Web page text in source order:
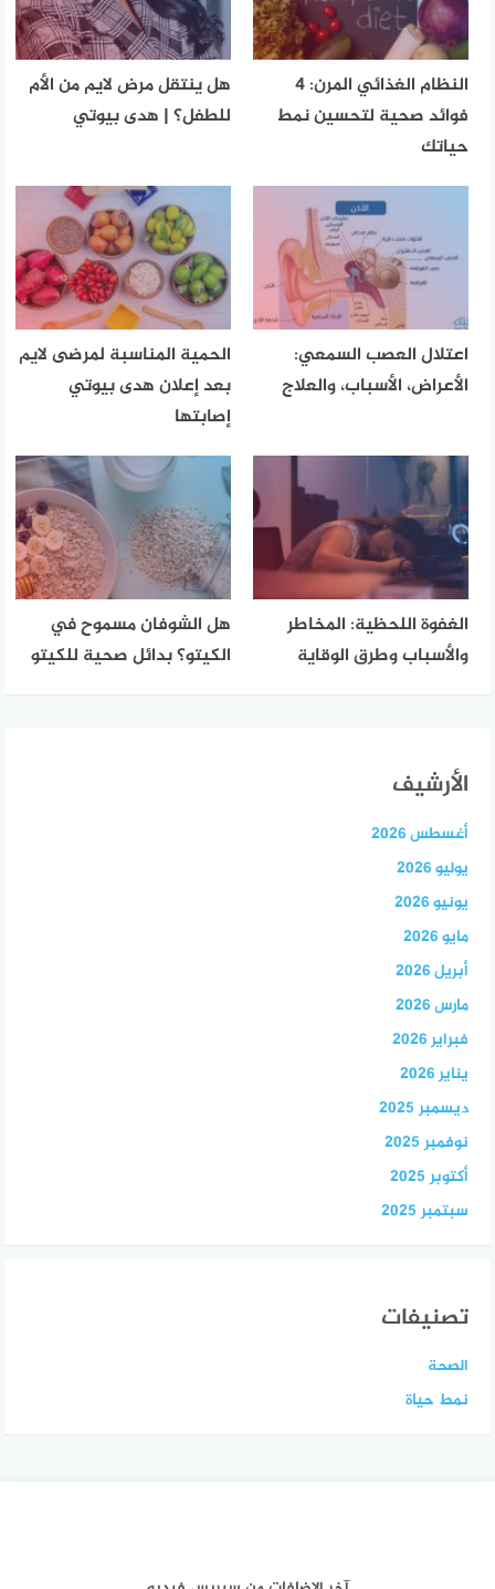
النظام الغذائي المرن: 4
فوائد صحية لتحسين نمط
حياتك
هل ينتقل مرض لايم من الأم
للطفل؟ | هدى بيوتي
اعتلال العصب السمعي:
الأعراض، الأسباب، والعلاج
الحمية المناسبة لمرضى لايم
بعد إعلان هدى بيوتي
إصابتها
الغفوة اللحظية: المخاطر
والأسباب وطرق الوقاية
هل الشوفان مسموح في
الكيتو؟ بدائل صحية للكيتو
الأرشيف
أغسطس 2026
يوليو 2026
يونيو 2026
مايو 2026
أبريل 2026
مارس 2026
فبراير 2026
يناير 2026
ديسمبر 2025
نوفمبر 2025
أكتوبر 2025
سبتمبر 2025
تصنيفات
الصحة
نمط حياة